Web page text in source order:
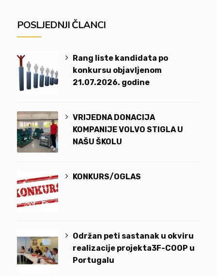
POSLJEDNJI ČLANCI
Rang liste kandidata po
konkursu objavljenom
21.07.2026. godine
VRIJEDNA DONACIJA
KOMPANIJE VOLVO STIGLA U
NAŠU ŠKOLU
KONKURS/OGLAS
Održan peti sastanak u okviru
realizacije projekta3F-COOP u
Portugalu